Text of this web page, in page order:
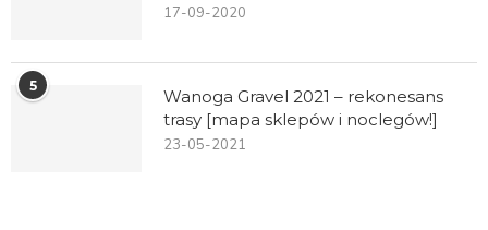
17-09-2020
5
Wanoga Gravel 2021 – rekonesans
trasy [mapa sklepów i noclegów!]
23-05-2021